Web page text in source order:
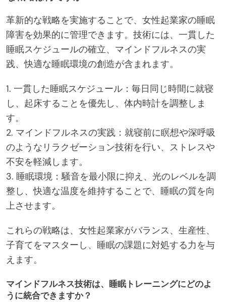
革新的な戦略を実施することで、女性起業家の睡眠
障害を効果的に管理できます。技術には、一貫した
睡眠スケジュールの確立、マインドフルネスの実
践、快適な睡眠環境の創造が含まれます。
1. 一貫した睡眠スケジュール：毎日同じ時間に就寝
し、起床することを優先し、体内時計を調整しま
す。
2. マインドフルネスの実践：就寝前に瞑想や深呼吸
のようなリラクゼーション技術を行い、ストレスや
不安を軽減します。
3. 睡眠環境：騒音を最小限に抑え、光のレベルを調
整し、快適な温度を維持することで、睡眠の質を向
上させます。
これらの戦略は、女性起業家がバランス、生産性、
子育てをマスターし、睡眠の課題に対処する力を与
えます。
マインドフルネス技術は、睡眠トレーニングにどのよ
うに統合できますか？